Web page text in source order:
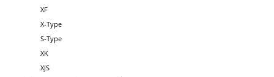
XF
X-Type
S-Type
XK
XJS